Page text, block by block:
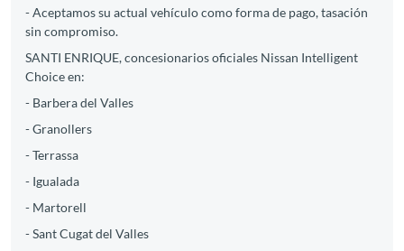
- Aceptamos su actual vehículo como forma de pago, tasación
sin compromiso.
SANTI ENRIQUE, concesionarios oficiales Nissan Intelligent
Choice en:
- Barbera del Valles
- Granollers
- Terrassa
- Igualada
- Martorell
- Sant Cugat del Valles